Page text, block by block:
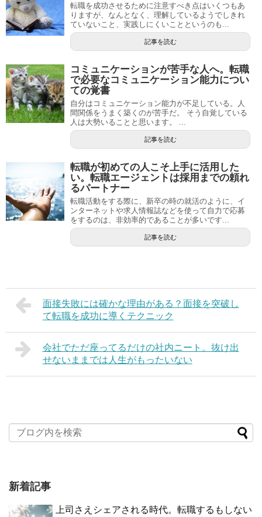
転職を成功させるために注意すべき点はいくつもあ
りますが、なんとなく、理解しているようでしきれ
ていないこと、実践しにくいことというのも...
記事を読む
コミュニケーションが苦手な人へ。転職
で必要なコミュニケーション能力につい
ての覚書
自分はコミュニケーション能力が不足している。人
間関係をうまく築くのが苦手だ。 そう自覚している
人は大勢いることと思います。 ...
記事を読む
転職が初めての人こそ上手に活用した
い。転職エージェントは採用までの頼れ
るパートナー
転職活動をする際に、新卒の時の就活のように、イ
ンターネットや求人情報誌などを使って自力で応募
をするのは、非効率的であることが多いです...
記事を読む
面接失敗には確かな理由がある？面接を突破し
て転職を成功に導くテクニック
会社でただ座ってるだけの社内ニート。抜け出
せないままでは人生がもったいない
新着記事
上司さえシェアされる時代。転職するもしない